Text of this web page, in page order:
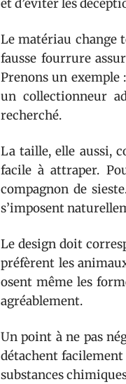
et d’éviter les
Le matériau change
fausse fourrure
Prenons un
un collectionneur
recherché.
La taille, elle aussi,
facile à attraper.
compagnon de
s’imposent
Le design doit
préfèrent les
osent même les
agréablement.
Un point à ne pas
détachent
substances